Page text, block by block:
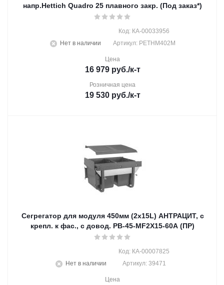
напр.Hettich Quadro 25 плавного закр. (Под заказ*)
Нет в наличии
Код: КА-00033956
Артикул: PETHM402M
Цена
16 979руб./к-т
Розничная цена
19 530руб./к-т
Сегрегатор для модуля 450мм (2х15L) АНТРАЦИТ, с
крепл. к фас., с довод. PB-45-MF2X15-60A (ПР)
Нет в наличии
Код: КА-00007825
Артикул: 39471
Цена